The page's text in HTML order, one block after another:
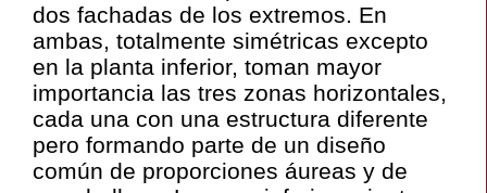
dos fachadas de los extremos. En
ambas, totalmente simétricas excepto
en la planta inferior, toman mayor
importancia las tres zonas horizontales,
cada una con una estructura diferente
pero formando parte de un diseño
común de proporciones áureas y de